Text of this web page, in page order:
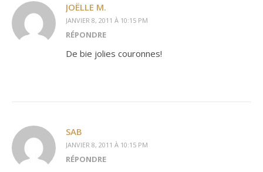
JOËLLE M.
JANVIER 8, 2011 À 10:15 PM
RÉPONDRE
De bie jolies couronnes!
SAB
JANVIER 8, 2011 À 10:15 PM
RÉPONDRE